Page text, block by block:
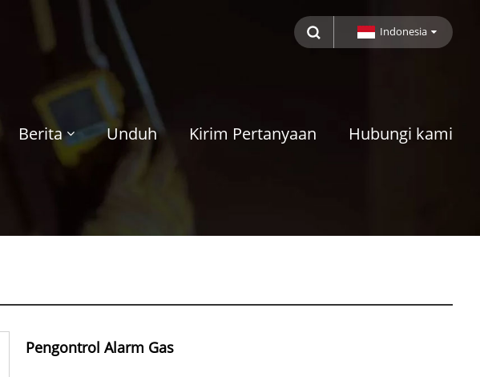
Indonesia
Berita Unduh Kirim Pertanyaan Hubungi kami
Pengontrol Alarm Gas